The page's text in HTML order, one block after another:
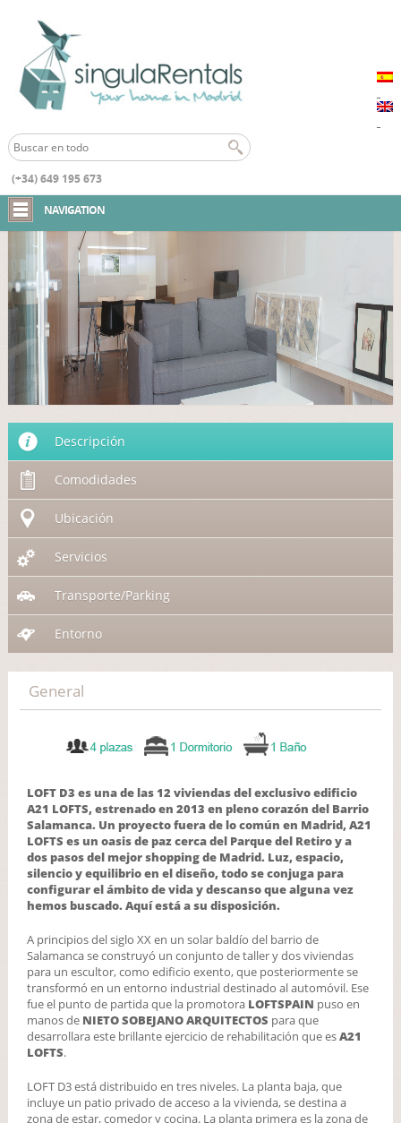
(+34) 649 195 673
NAVIGATION
Descripción
Comodidades
Ubicación
Servicios
Transporte/Parking
Entorno
General
LOFT D3 es una de las 12 viviendas del exclusivo edificio
A21 LOFTS, estrenado en 2013 en pleno corazón del Barrio
Salamanca. Un proyecto fuera de lo común en Madrid, A21
LOFTS es un oasis de paz cerca del Parque del Retiro y a
dos pasos del mejor shopping de Madrid. Luz, espacio,
silencio y equilibrio en el diseño, todo se conjuga para
configurar el ámbito de vida y descanso que alguna vez
hemos buscado. Aquí está a su disposición.
A principios del siglo XX en un solar baldío del barrio de
Salamanca se construyó un conjunto de taller y dos viviendas
para un escultor, como edificio exento, que posteriormente se
transformó en un entorno industrial destinado al automóvil. Ese
fue el punto de partida que la promotora LOFTSPAIN puso en
manos de NIETO SOBEJANO ARQUITECTOS para que
desarrollara este brillante ejercicio de rehabilitación que esA21
LOFTS.
LOFT D3 está distribuido en tres niveles. La planta baja, que
incluye un patio privado de acceso a la vivienda, se destina a
zona de estar, comedor y cocina. La planta primera es la zona de